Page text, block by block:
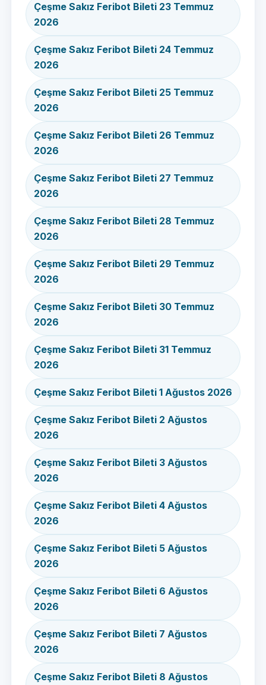
Çeşme Sakız Feribot Bileti 23 Temmuz
2026
Çeşme Sakız Feribot Bileti 24 Temmuz
2026
Çeşme Sakız Feribot Bileti 25 Temmuz
2026
Çeşme Sakız Feribot Bileti 26 Temmuz
2026
Çeşme Sakız Feribot Bileti 27 Temmuz
2026
Çeşme Sakız Feribot Bileti 28 Temmuz
2026
Çeşme Sakız Feribot Bileti 29 Temmuz
2026
Çeşme Sakız Feribot Bileti 30 Temmuz
2026
Çeşme Sakız Feribot Bileti 31 Temmuz
2026
Çeşme Sakız Feribot Bileti 1 Ağustos 2026
Çeşme Sakız Feribot Bileti 2 Ağustos
2026
Çeşme Sakız Feribot Bileti 3 Ağustos
2026
Çeşme Sakız Feribot Bileti 4 Ağustos
2026
Çeşme Sakız Feribot Bileti 5 Ağustos
2026
Çeşme Sakız Feribot Bileti 6 Ağustos
2026
Çeşme Sakız Feribot Bileti 7 Ağustos
2026
Çeşme Sakız Feribot Bileti 8 Ağustos